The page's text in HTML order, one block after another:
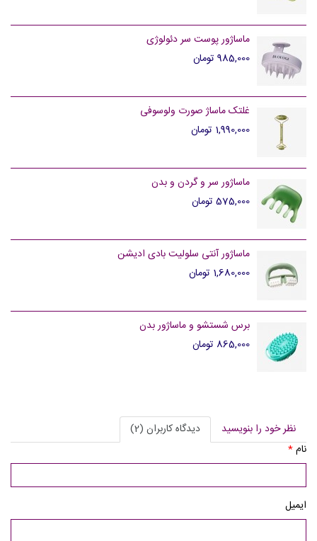
ماساژور پوست سر دئولوژی
985,000 تومان
غلتک ماساژ صورت ولوسوفی
1,990,000 تومان
ماساژور سر و گردن و بدن
575,000 تومان
ماساژور آنتی سلولیت بادی ادیشن
1,680,000 تومان
برس شستشو و ماساژور بدن
865,000 تومان
نظر خود را بنویسید
دیدگاه کاربران (2)
نام*
ایمیل